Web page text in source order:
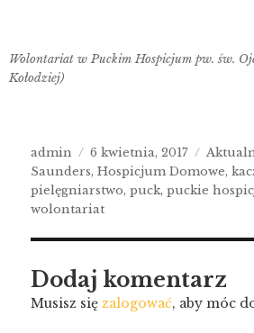
Wolontariat w Puckim Hospicjum pw. św.
Kołodziej)
admin 6 kwietnia, 2017
Saunders,Hospicjum Domowe,
pielęgniarstwo,puck,puckie
wolontariat
Dodaj komentarz
Musisz sięzalogować, aby móc